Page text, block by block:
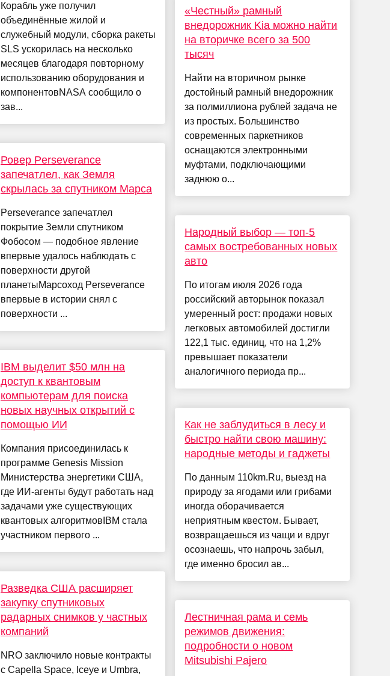
Корабль уже получил
объединённые жилой и
служебный модули, сборка ракеты
SLS ускорилась на несколько
месяцев благодаря повторному
использованию оборудования и
компонентовNASA сообщило о
зав...
Ровер Perseverance
запечатлел, как Земля
скрылась за спутником Марса
Perseverance запечатлел
покрытие Земли спутником
Фобосом — подобное явление
впервые удалось наблюдать с
поверхности другой
планетыМарсоход Perseverance
впервые в истории снял с
поверхности ...
IBM выделит $50 млн на
доступ к квантовым
компьютерам для поиска
новых научных открытий с
помощью ИИ
Компания присоединилась к
программе Genesis Mission
Министерства энергетики США,
где ИИ-агенты будут работать над
задачами уже существующих
квантовых алгоритмовIBM стала
участником первого ...
Разведка США расширяет
закупку спутниковых
радарных снимков у частных
компаний
NRO заключило новые контракты
с Capella Space, Iceye и Umbra,
«Честный» рамный
внедорожник Kia можно найти
на вторичке всего за 500
тысяч
Найти на вторичном рынке
достойный рамный внедорожник
за полмиллиона рублей задача не
из простых. Большинство
современных паркетников
оснащаются электронными
муфтами, подключающими
заднюю о...
Народный выбор — топ-5
самых востребованных новых
авто
По итогам июля 2026 года
российский авторынок показал
умеренный рост: продажи новых
легковых автомобилей достигли
122,1 тыс. единиц, что на 1,2%
превышает показатели
аналогичного периода пр...
Как не заблудиться в лесу и
быстро найти свою машину:
народные методы и гаджеты
По данным 110km.Ru, выезд на
природу за ягодами или грибами
иногда оборачивается
неприятным квестом. Бывает,
возвращаешься из чащи и вдруг
осознаешь, что напрочь забыл,
где именно бросил ав...
Лестничная рама и семь
режимов движения:
подробности о новом
Mitsubishi Pajero